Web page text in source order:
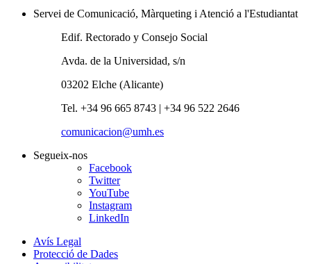
Servei de Comunicació, Màrqueting i Atenció a l'Estudiantat
Edif. Rectorado y Consejo Social
Avda. de la Universidad, s/n
03202 Elche (Alicante)
Tel. +34 96 665 8743 | +34 96 522 2646
comunicacion@umh.es
Segueix-nos
Facebook
Twitter
YouTube
Instagram
LinkedIn
Avís Legal
Protecció de Dades